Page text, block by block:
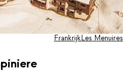
FrankrijkLes Menuires